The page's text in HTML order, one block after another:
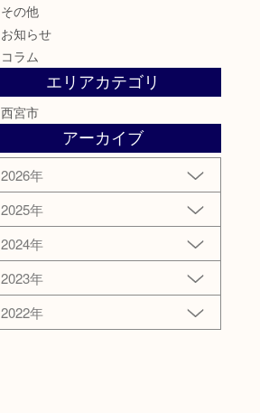
その他
お知らせ
コラム
エリアカテゴリ
西宮市
アーカイブ
2026年
2025年
2024年
2023年
2022年